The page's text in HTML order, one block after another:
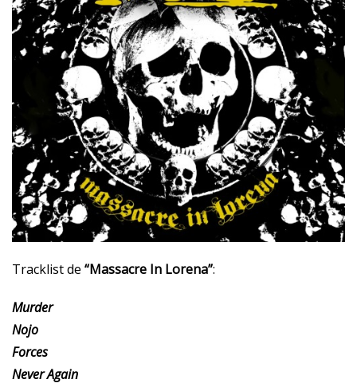
Tracklist de “Massacre In Lorena”:
Murder
Nojo
Forces
Never Again